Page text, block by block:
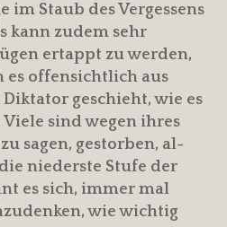
im Staub des Vergessens
kann zudem sehr
ertappt zu werden,
es offensichtlich aus
geschieht, wie es
sind wegen ihres
sagen, gestorben, al-
niederste Stufe der
es sich, immer mal
wie wichtig